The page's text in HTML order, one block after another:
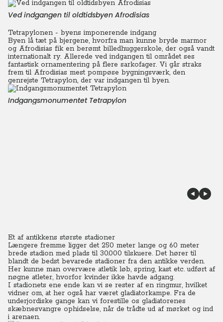
Ved indgangen til oldtidsbyen Afrodisias
Tetrapylonen - byens imponerende indgang
Byen lå tæt på bjergene, hvorfra man kunne bryde marmor
og Afrodisias fik en berømt billedhuggerskole, der også vandt
internationalt ry. Allerede ved indgangen til området ses
fantastisk ornamentering på flere sarkofager. Vi går straks
frem til Afrodisias mest pompøse bygningsværk, den
genrejste Tetrapylon, der var indgangen til byen.
Indgangsmonumentet Tetrapylon
Et af antikkens største stadioner
Længere fremme ligger det 250 meter lange og 60 meter
brede stadion med plads til 30.000 tilskuere. Det hører til
blandt de bedst bevarede stadioner fra den antikke verden.
Her kunne man overvære atletik løb, spring, kast etc. udført af
nøgne atleter, hvorfor kvinder ikke havde adgang.
I stadionets ene ende kan vi se rester af en ringmur, hvilket
vidner om, at her også har været gladiatorkampe. Fra de
underjordiske gange kan vi forestille os gladiatorenes
skæbnesvangre ophidselse, når de trådte ud af mørket og ind
i arenaen.